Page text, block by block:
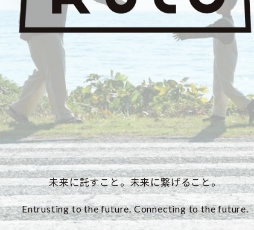
未来に託すこと。未来に繋げること。
Entrusting to the future. Connecting to the future.